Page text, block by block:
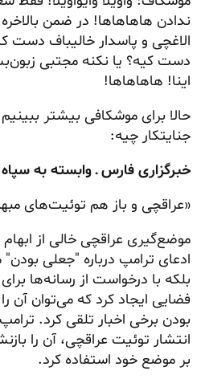
ندادن هاهاهاها! در ضمن
الاغچی و پاسدار خالیباف دست
دست کیه؟ یا نکنه مجتبی
اینا! هاهاهاها!
حالا برای موشکافی بیشتر
جنایتکار چیه:
خبرگزاری فارس ـ وابسته به سپاه
«عراقچی و باز هم توئیت‌های
موضع‌گیری عراقچی خالی از
ادعای ترامپ درباره "جعلی
بلکه با درخواست از رسانه‌ها برای
فضایی ایجاد کرد که می‌توان آن
بودن برخی اخبار تلقی کرد.
انتشار توئیت عراقچی، آن را
بر موضع خود استفاده کرد.